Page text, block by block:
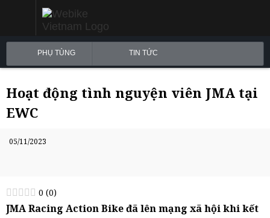
PHỤ TÙNG TIN TỨC
Hoạt động tình nguyện viên JMA tại
EWC
05/11/2023
0 (0)
JMA Racing Action Bike đã lên mạng xã hội khi kết